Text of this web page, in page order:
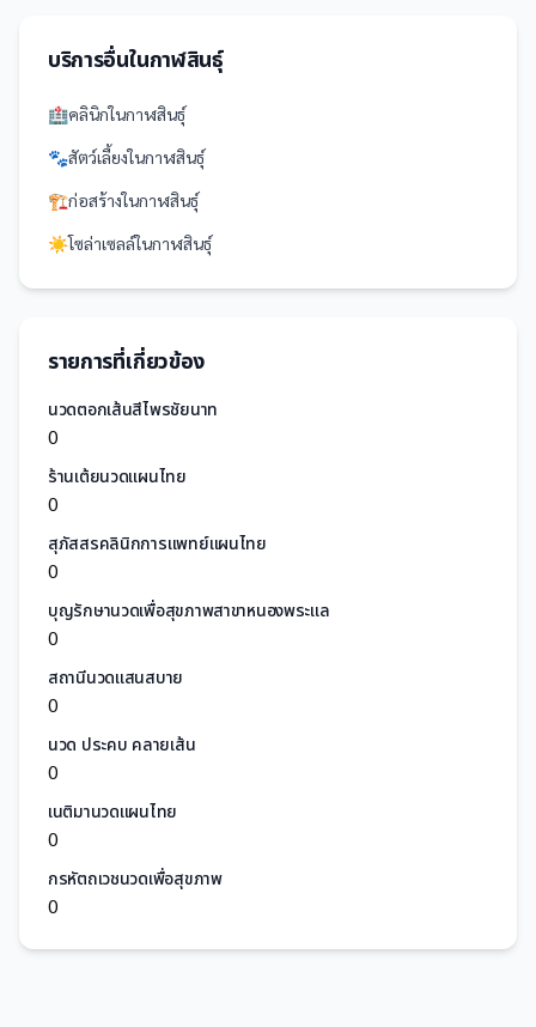
บริการอื่นในกาฬสินธุ์
🏥คลินิกในกาฬสินธุ์
🐾สัตว์เลี้ยงในกาฬสินธุ์
🏗️ก่อสร้างในกาฬสินธุ์
☀️โซล่าเซลล์ในกาฬสินธุ์
รายการที่เกี่ยวข้อง
นวดตอกเส้นสีไพรชัยนาท
0
ร้านเต้ยนวดแผนไทย
0
สุภัสสรคลินิกการแพทย์แผนไทย
0
บุญรักษานวดเพื่อสุขภาพสาขาหนองพระแล
0
สถานีนวดแสนสบาย
0
นวด ประคบ คลายเส้น
0
เนติมานวดแผนไทย
0
กรหัตถเวชนวดเพื่อสุขภาพ
0